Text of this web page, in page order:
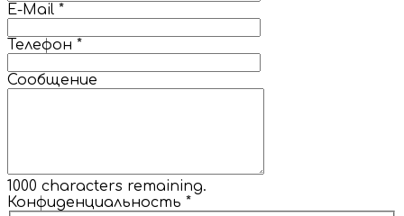
E-Mail *
Телефон *
Сообщение
1000 characters remaining.
Конфиденциальность *